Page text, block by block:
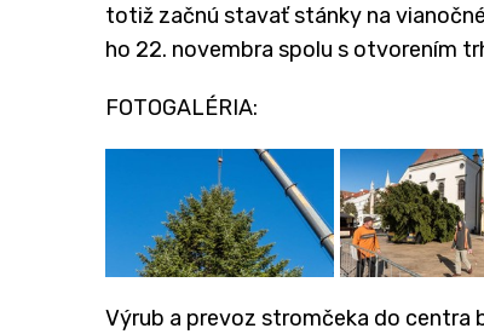
totiž začnú stavať stánky na
ho 22. novembra spolu s otvorením
FOTOGALÉRIA:
Výrub a prevoz stromčeka do centra